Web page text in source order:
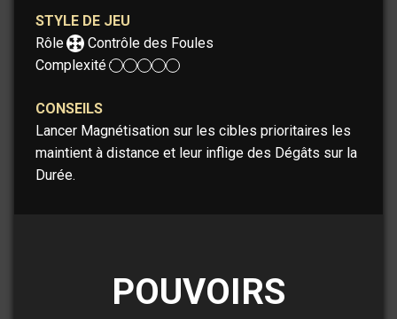
STYLE DE JEU
Rôle :
Contrôle des Foules
Complexité :
CONSEILS
Lancer Magnétisation sur les cibles prioritaires les
maintient à distance et leur inflige des Dégâts sur la
Durée.
POUVOIRS